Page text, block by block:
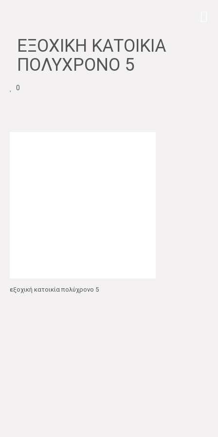
ΕΞΟΧΙΚΉ ΚΑΤΟΙΚΊΑ
ΠΟΛΎΧΡΟΝΟ 5
0
εξοχική κατοικία πολύχρονο 5